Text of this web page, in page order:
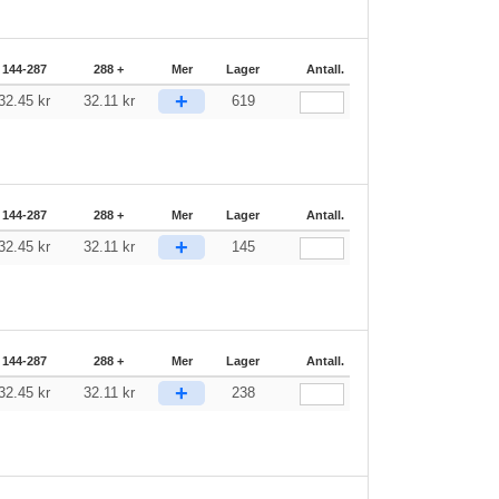
144-287 288 + Mer Lager Antall.
kr 32.11 kr + 619
144-287 288 + Mer Lager Antall.
kr 32.11 kr + 145
144-287 288 + Mer Lager Antall.
kr 32.11 kr + 238